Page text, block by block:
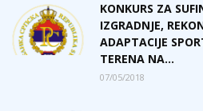
KONKURS ZA
IZGRADNJE,
ADAPTACIJE
TERENA NA...
07/05/2018